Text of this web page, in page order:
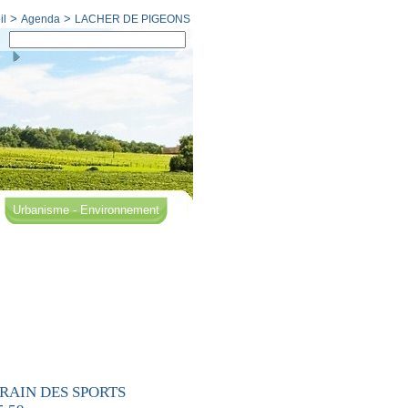
> Agenda > LACHER DE PIGEONS
Urbanisme - Environnement
DES SPORTS